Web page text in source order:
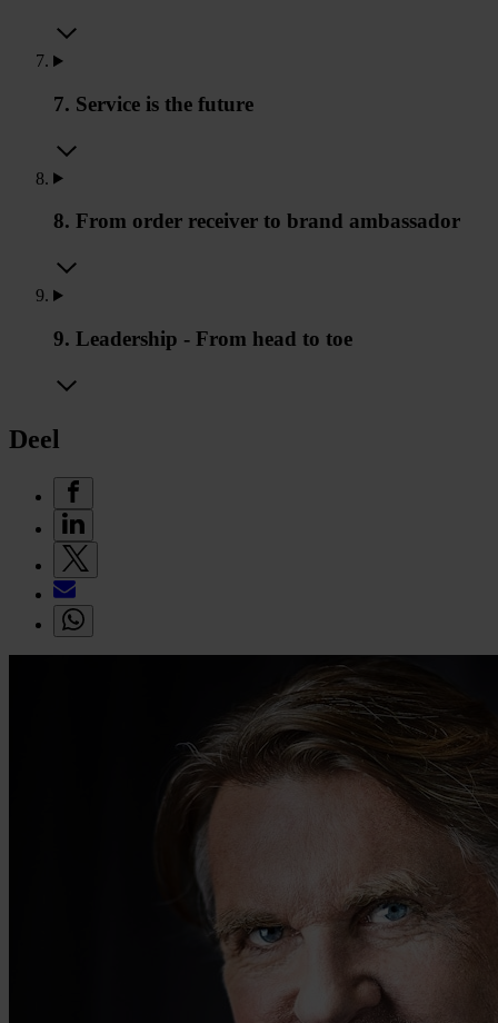
7. Service is the future
8. From order receiver to brand ambassador
9. Leadership - From head to toe
Deel